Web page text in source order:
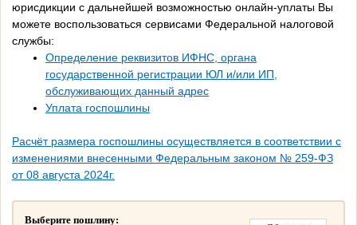
юрисдикции с дальнейшей возможностью онлайн-уплаты Вы
можете воспользоваться сервисами Федеральной налоговой
службы:
Определение реквизитов ИФНС, органа
государственной регистрации ЮЛ и/или ИП,
обслуживающих данный адрес
Уплата госпошлины
Расчёт размера госпошлины осуществляется в соответствии с
изменениями внесенными Федеральным законом № 259-ФЗ
от 08 августа 2024г.
Выберите пошлину: